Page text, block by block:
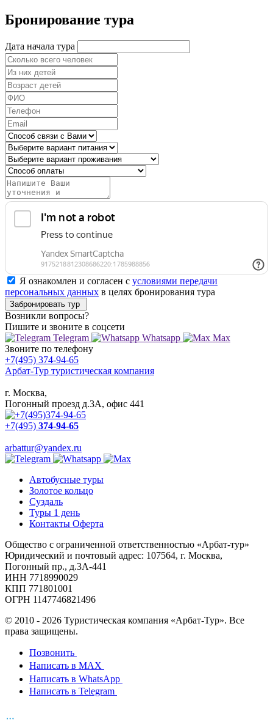
Бронирование тура
Дата начала тура
Я ознакомлен и согласен с условиями передачи
персональных данных в целях бронирования тура
Забронировать тур
Возникли вопросы?
Пишите и звоните в соцсети
Telegram
Whatsapp
Max
Звоните по телефону
+7(495) 374-94-65
Арбат-Тур туристическая компания
г. Москва,
Погонный проезд д.3А, офис 441
+7(495) 374-94-65
arbattur@yandex.ru
Автобусные туры
Золотое кольцо
Суздаль
Туры 1 день
Контакты Оферта
Общество с ограниченной ответственностью «Арбат-тур»
Юридический и почтовый адрес: 107564, г. Москва,
Погонный пр., д.3А-441
ИНН 7718990029
КПП 771801001
ОГРН 1147746821496
© 2010 - 2026 Туристическая компания «Арбат-Тур». Все
права защищены.
Позвонить
Написать в MAX
Написать в WhatsApp
Написать в Telegram